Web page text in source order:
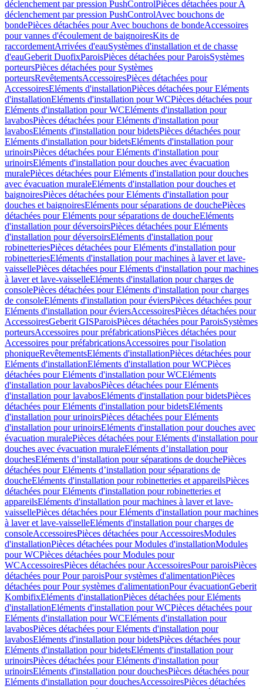
déclenchement par pression PushControlPièces détachées pour A
déclenchement par pression PushControlAvec bouchons de
bondePièces détachées pour Avec bouchons de bondeAccessoires
pour vannes d'écoulement de baignoiresKits de
raccordementArrivées d'eauSystèmes d'installation et de chasse
d'eauGeberit DuofixParoisPièces détachées pour ParoisSystèmes
porteursPièces détachées pour Systèmes
porteursRevêtementsAccessoiresPièces détachées pour
AccessoiresEléments d'installationPièces détachées pour Eléments
d'installationEléments d'installation pour WCPièces détachées pour
Eléments d'installation pour WCEléments d'installation pour
lavabosPièces détachées pour Eléments d'installation pour
lavabosEléments d'installation pour bidetsPièces détachées pour
Eléments d'installation pour bidetsEléments d'installation pour
urinoirsPièces détachées pour Eléments d'installation pour
urinoirsEléments d'installation pour douches avec évacuation
muralePièces détachées pour Eléments d'installation pour douches
avec évacuation muraleEléments d'installation pour douches et
baignoiresPièces détachées pour Eléments d'installation pour
douches et baignoiresEléments pour séparations de douchePièces
détachées pour Eléments pour séparations de doucheEléments
d'installation pour déversoirsPièces détachées pour Eléments
d'installation pour déversoirsEléments d'installation pour
robinetteriesPièces détachées pour Eléments d'installation pour
robinetteriesEléments d'installation pour machines à laver et lave-
vaissellePièces détachées pour Eléments d'installation pour machines
à laver et lave-vaisselleEléments d'installation pour charges de
consolePièces détachées pour Eléments d'installation pour charges
de consoleEléments d'installation pour éviersPièces détachées pour
Eléments d'installation pour éviersAccessoiresPièces détachées pour
AccessoiresGeberit GISParoisPièces détachées pour ParoisSystèmes
porteursAccessoires pour préfabricationsPièces détachées pour
Accessoires pour préfabricationsAccessoires pour l'isolation
phoniqueRevêtementsEléments d'installationPièces détachées pour
Eléments d'installationEléments d'installation pour WCPièces
détachées pour Eléments d'installation pour WCEléments
d'installation pour lavabosPièces détachées pour Eléments
d'installation pour lavabosEléments d'installation pour bidetsPièces
détachées pour Eléments d'installation pour bidetsEléments
d'installation pour urinoirsPièces détachées pour Eléments
d'installation pour urinoirsEléments d'installation pour douches avec
évacuation muralePièces détachées pour Eléments d'installation pour
douches avec évacuation muraleEléments d’installation pour
douchesEléments d’installation pour séparations de douchePièces
détachées pour Eléments d’installation pour séparations de
doucheEléments d'installation pour robinetteries et appareilsPièces
détachées pour Eléments d'installation pour robinetteries et
appareilsEléments d'installation pour machines à laver et lave-
vaissellePièces détachées pour Eléments d'installation pour machines
à laver et lave-vaisselleEléments d'installation pour charges de
consoleAccessoiresPièces détachées pour AccessoiresModules
d'installationPièces détachées pour Modules d'installationModules
pour WCPièces détachées pour Modules pour
WCAccessoiresPièces détachées pour AccessoiresPour paroisPièces
détachées pour Pour paroisPour systèmes d'alimentationPièces
détachées pour Pour systèmes d'alimentationPour évacuationGeberit
KombifixEléments d'installationPièces détachées pour Eléments
d'installationEléments d'installation pour WCPièces détachées pour
Eléments d'installation pour WCEléments d'installation pour
lavabosPièces détachées pour Eléments d'installation pour
lavabosEléments d'installation pour bidetsPièces détachées pour
Eléments d'installation pour bidetsEléments d'installation pour
urinoirsPièces détachées pour Eléments d'installation pour
urinoirsEléments d'installation pour douchesPièces détachées pour
Eléments d'installation pour douchesAccessoiresPièces détachées